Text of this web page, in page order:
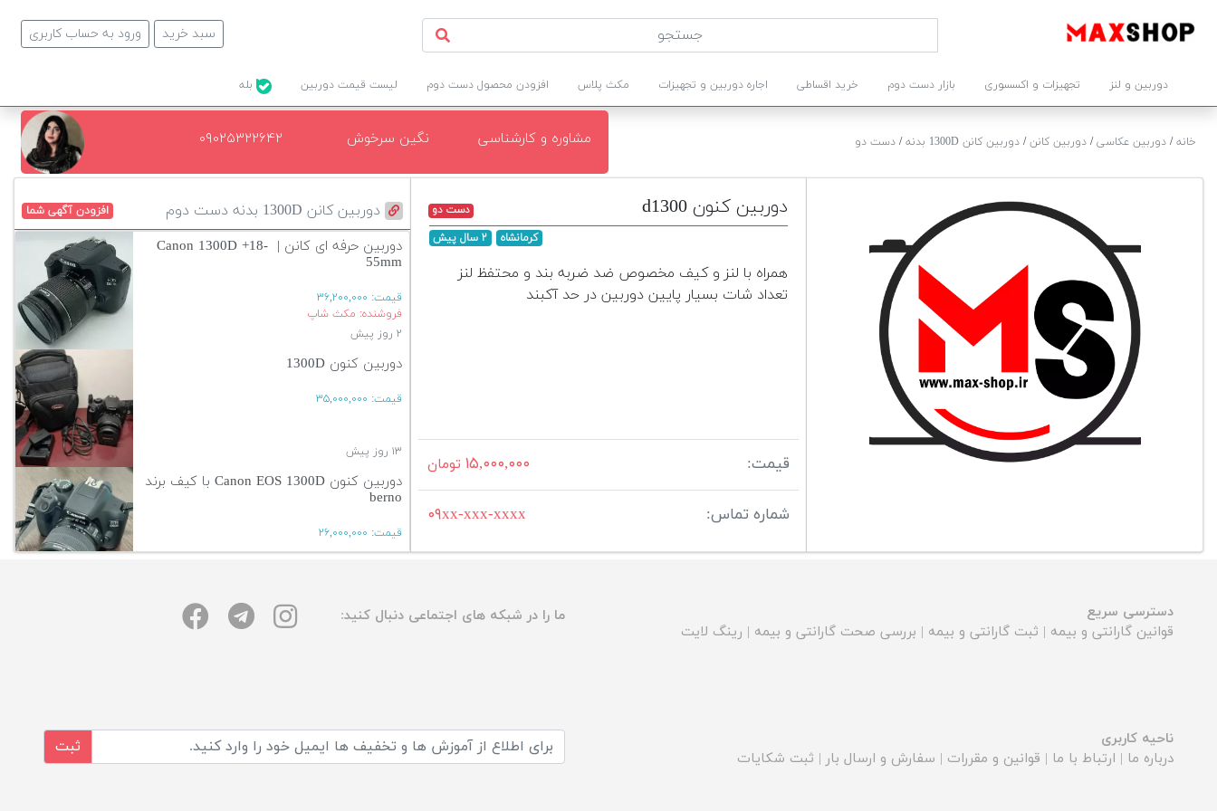
ورود به حساب کاربری سبد خرید
دوربین و لنز تجهیزات و اکسسوری بازار دست دوم خرید اقساطی اجاره دوربین و تجهیزات مکث پلاس افزودن محصول دست دوم لیست قیمت دوربین
خانه/ دوربین عکاسی/ دوربین کانن/ دوربین کانن 1300D بدنه / دست دو مشاوره و کارشناسی نگین سرخوش ۰۹۰۲۵۳۲۲۶۴۲
دوربین کانن 1300D بدنه دست دوم افزودن آگهی شما
دوربین حرفه ای کانن | Canon 1300D +18-
55mm
قیمت: ۳۶,۲۰۰,۰۰۰
فروشنده: مکث شاپ
۲ روز پیش
دوربین کنون 1300D
قیمت: ۳۵,۰۰۰,۰۰۰
۱۳ روز پیش
دوربین کنون Canon EOS 1300D با کیف برند
berno
قیمت: ۲۶,۰۰۰,۰۰۰
آگهی بیشتر
دوربین کنون d1300
دست دو
کرمانشاه
۲ سال پیش
همراه با لنز و کیف مخصوص ضد ضربه بند و محتفظ لنز
تعداد شات بسیار پایین دوربین در حد آکبند
قیمت: ۱۵,۰۰۰,۰۰۰ تومان
شماره تماس: ۰۹xx-xxx-xxxx
دسترسی سریع
قوانین گارانتی و بیمه | ثبت گارانتی و بیمه | بررسی صحت گارانتی و بیمه | رینگ لایت
ما را در شبکه های اجتماعی دنبال کنید:
ناحیه کاربری
درباره ما | ارتباط با ما | قوانین و مقررات | سفارش و ارسال بار | ثبت شکایات
ثبت